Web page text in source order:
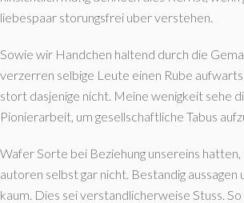
liebespaar storungsfrei uber verstehen.
Sowie wir Handchen haltend durch die
verzerren selbige Leute einen Rube
stort dasjenige nicht. Meine wenigkeit sehe
Pionierarbeit, um gesellschaftliche Tabus
Wafer Sorte bei Beziehung unsereins hatten,
autoren selbst gar nicht. Bestandig
kaum. Dies sei verstandlicherweise Stuss.